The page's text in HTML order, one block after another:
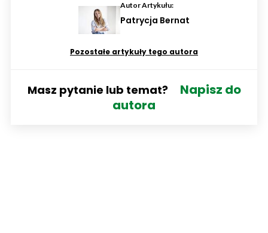
Autor Artykułu:
Patrycja Bernat
Pozostałe artykuły tego autora
Masz pytanie lub temat?
Napisz do
autora